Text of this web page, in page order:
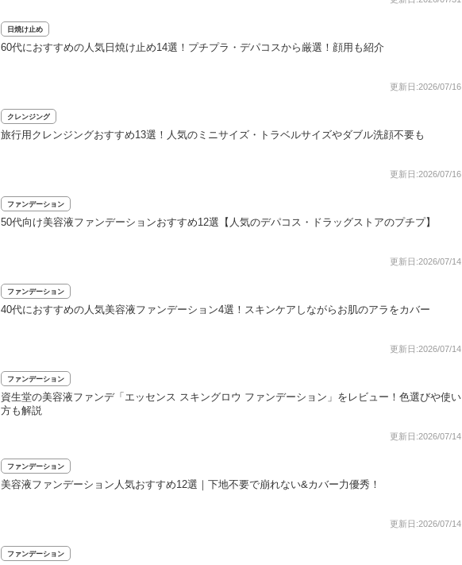
日焼け止め
60代におすすめの人気日焼け止め14選！プチプラ・デパコスから厳選！顔用も紹介
更新日:2026/07/16
クレンジング
旅行用クレンジングおすすめ13選！人気のミニサイズ・トラベルサイズやダブル洗顔不要も
更新日:2026/07/16
ファンデーション
50代向け美容液ファンデーションおすすめ12選【人気のデパコス・ドラッグストアのプチプ】
更新日:2026/07/14
ファンデーション
40代におすすめの人気美容液ファンデーション4選！スキンケアしながらお肌のアラをカバー
更新日:2026/07/14
ファンデーション
資生堂の美容液ファンデ「エッセンス スキングロウ ファンデーション」をレビュー！色選びや使い
方も解説
更新日:2026/07/14
ファンデーション
美容液ファンデーション人気おすすめ12選｜下地不要で崩れない&カバー力優秀！
更新日:2026/07/14
ファンデーション